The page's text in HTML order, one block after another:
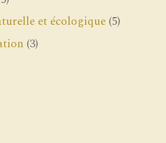
et écologique (5)
(3)